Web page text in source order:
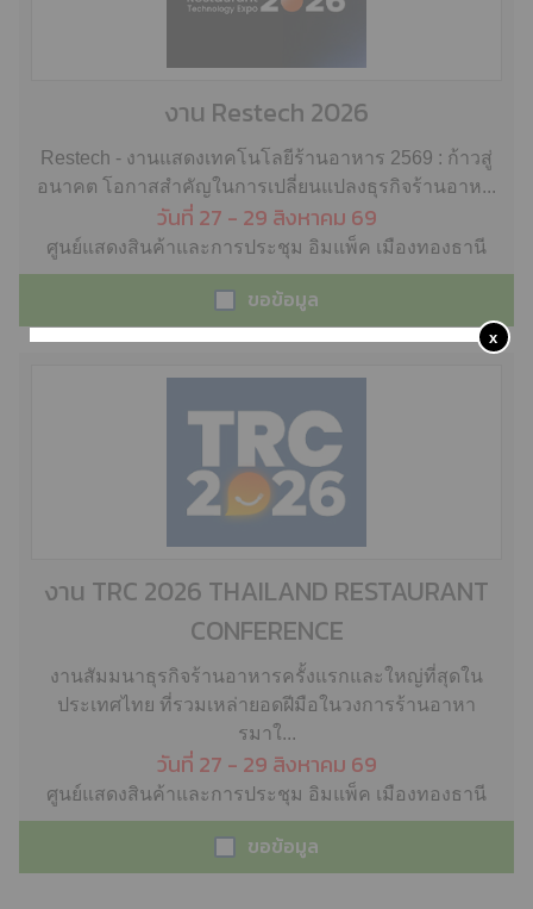
งาน Restech 2026
Restech - งานแสดงเทคโนโลยีร้านอาหาร 2569 : ก้าวสู่
อนาคต โอกาสสำคัญในการเปลี่ยนแปลงธุรกิจร้านอาห...
วันที่ 27 - 29 สิงหาคม 69
ศูนย์แสดงสินค้าและการประชุม อิมแพ็ค เมืองทองธานี
ขอข้อมูล
งาน TRC 2026 THAILAND RESTAURANT
CONFERENCE
งานสัมมนาธุรกิจร้านอาหารครั้งแรกและใหญ่ที่สุดใน
ประเทศไทย ที่รวมเหล่ายอดฝีมือในวงการร้านอาหา
รมาใ...
วันที่ 27 - 29 สิงหาคม 69
ศูนย์แสดงสินค้าและการประชุม อิมแพ็ค เมืองทองธานี
ขอข้อมูล
x